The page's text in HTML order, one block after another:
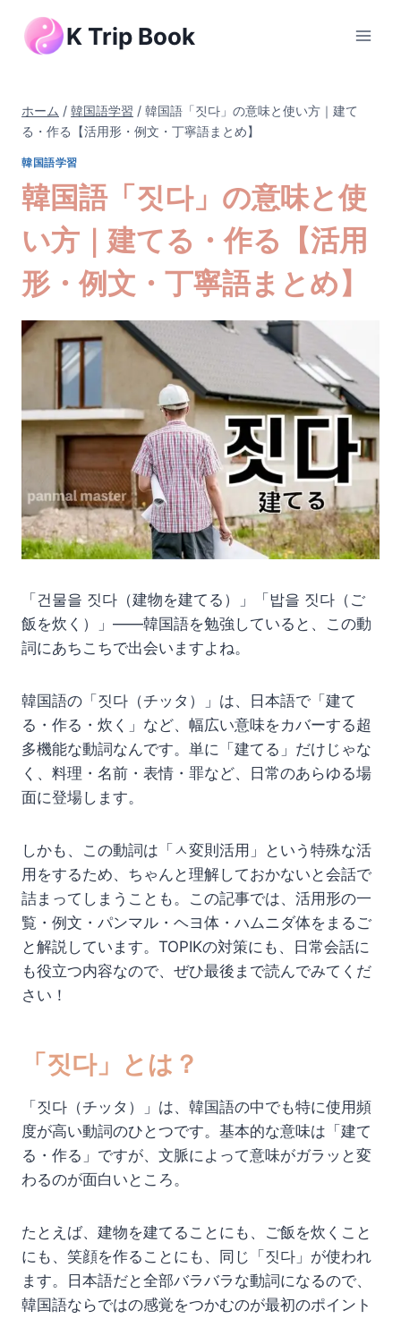
K Trip Book
ホーム / 韓国語学習 / 韓国語「짓다」の意味と使い方｜建て
る・作る【活用形・例文・丁寧語まとめ】
韓国語学習
韓国語「짓다」の意味と使
い方｜建てる・作る【活用
形・例文・丁寧語まとめ】
「건물을 짓다（建物を建てる）」「밥을 짓다（ご
飯を炊く）」——韓国語を勉強していると、この動
詞にあちこちで出会いますよね。
韓国語の「짓다（チッタ）」は、日本語で「建て
る・作る・炊く」など、幅広い意味をカバーする超
多機能な動詞なんです。単に「建てる」だけじゃな
く、料理・名前・表情・罪など、日常のあらゆる場
面に登場します。
しかも、この動詞は「ㅅ変則活用」という特殊な活
用をするため、ちゃんと理解しておかないと会話で
詰まってしまうことも。この記事では、活用形の一
覧・例文・パンマル・ヘヨ体・ハムニダ体をまるご
と解説しています。TOPIKの対策にも、日常会話に
も役立つ内容なので、ぜひ最後まで読んでみてくだ
さい！
「짓다」とは？
「짓다（チッタ）」は、韓国語の中でも特に使用頻
度が高い動詞のひとつです。基本的な意味は「建て
る・作る」ですが、文脈によって意味がガラッと変
わるのが面白いところ。
たとえば、建物を建てることにも、ご飯を炊くこと
にも、笑顔を作ることにも、同じ「짓다」が使われ
ます。日本語だと全部バラバラな動詞になるので、
韓国語ならではの感覚をつかむのが最初のポイント